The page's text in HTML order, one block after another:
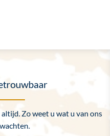
Zo weet u wat u van ons